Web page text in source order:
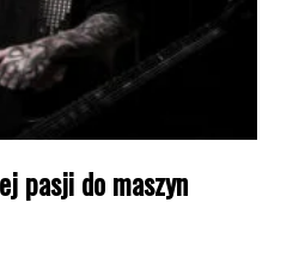
pasji do maszyn